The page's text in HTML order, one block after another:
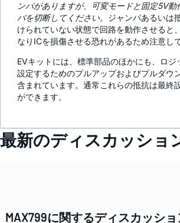
ンパがありますが、可変モードと固定5V
パを切断してください。 ジャンパあるいは
けられていない状態で回路を動作させると
なりICを損傷させる恐れがあるため注意し
EVキットには、標準部品のほかにも、ロジ
設定するためのプルアップおよびプルダウ
含まれています。通常これらの抵抗は最終
ができます。
最新のディスカッショ
MAX799に関するディスカッシ